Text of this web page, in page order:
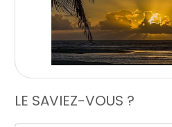
LE SAVIEZ-VOUS ?